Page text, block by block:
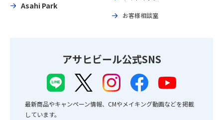
Asahi Park
お客様相談室
アサヒビール公式SNS
最新商品やキャンペーン情報、CMやメイキング動画などを掲載
しています。